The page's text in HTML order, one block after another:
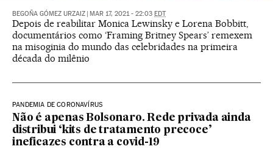
BEGOÑA GÓMEZ URZAIZ MAR 17, 2021 - 22:03 EDT
Depois de reabilitar Monica Lewinsky e Lorena Bobbitt,
documentários como ‘Framing Britney Spears’ remexem
na misoginia do mundo das celebridades na primeira
década do milênio
PANDEMIA DE CORONAVÍRUS
Não é apenas Bolsonaro. Rede privada ainda
distribui ‘kits de tratamento precoce’
ineficazes contra a covid-19